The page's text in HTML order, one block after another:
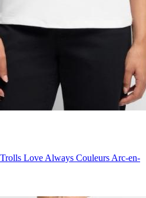
Trolls Love Always Couleurs Arc-en-